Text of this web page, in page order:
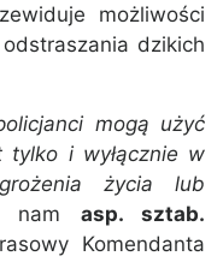
możliwości
dzikich
mogą użyć
i wyłącznie w
życia lub
nam asp. sztab.
Komendanta